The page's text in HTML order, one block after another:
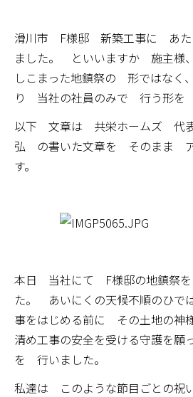
滑川市 F様邸 新築工事に あ
ました。 といいますか 施主様
しこまった地鎮祭の 形ではなく
り 当社の社員のみで 行う形を
以下 文章は 共栄ホームズ 代
弘 の書いた文章を そのまま ア
す。
本日 当社にて F様邸の地鎮祭
た。 あいにくの天候不順のひ
事をはじめる前に その土地の神
清め工事の安全を受ける守護を願
を 行いました。
私達は このような節目ごとの祝